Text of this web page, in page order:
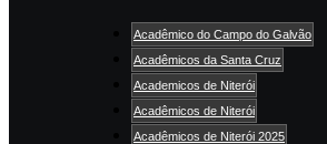
Acadêmico do Campo do Galvão
Acadêmicos da Santa Cruz
Academicos de Niterói
Acadêmicos de Niterói
Acadêmicos de Niterói 2025